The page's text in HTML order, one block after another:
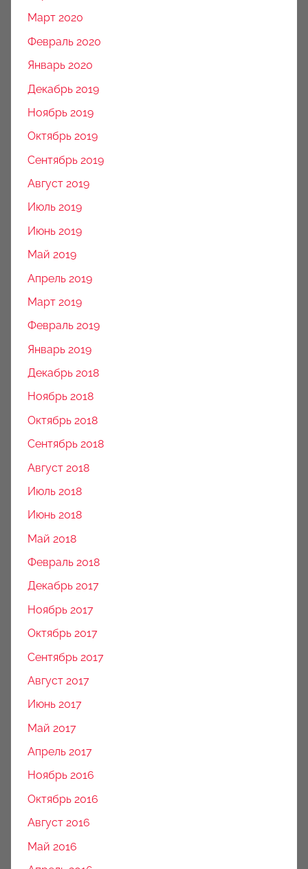
Март 2020
Февраль 2020
Январь 2020
Декабрь 2019
Ноябрь 2019
Октябрь 2019
Сентябрь 2019
Август 2019
Июль 2019
Июнь 2019
Май 2019
Апрель 2019
Март 2019
Февраль 2019
Январь 2019
Декабрь 2018
Ноябрь 2018
Октябрь 2018
Сентябрь 2018
Август 2018
Июль 2018
Июнь 2018
Май 2018
Февраль 2018
Декабрь 2017
Ноябрь 2017
Октябрь 2017
Сентябрь 2017
Август 2017
Июнь 2017
Май 2017
Апрель 2017
Ноябрь 2016
Октябрь 2016
Август 2016
Май 2016